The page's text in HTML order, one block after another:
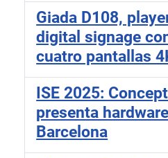
Giada D108,
digital signage
cuatro pantallas
ISE 2025:
presenta
Barcelona